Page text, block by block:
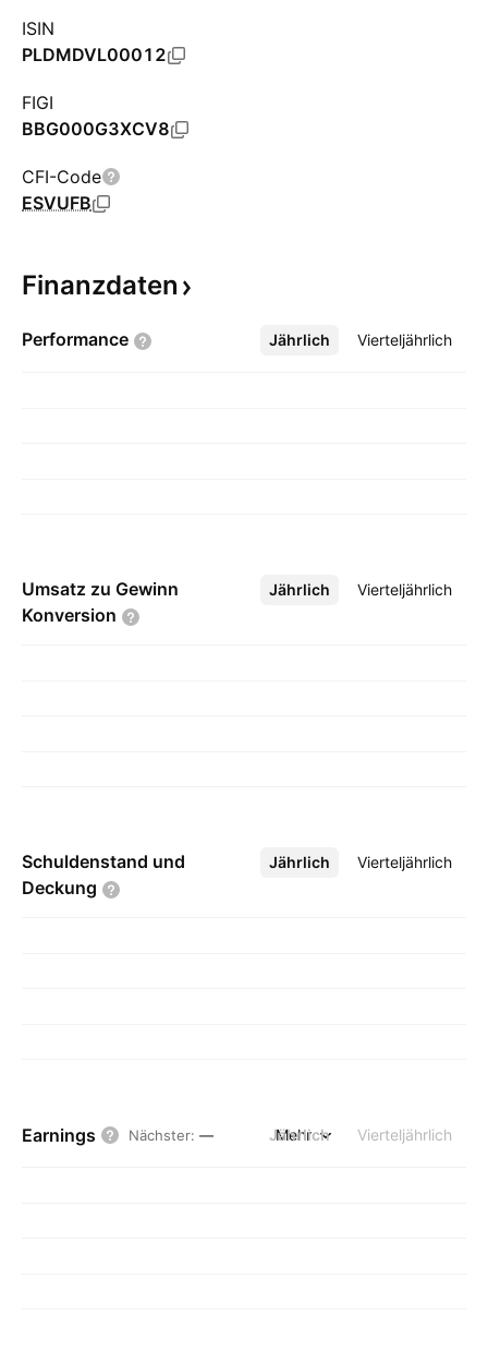
ISIN
PLDMDVL00012
FIGI
BBG000G3XCV8
CFI-Code
ESVUFB
Finanzdaten
Performance Jährlich Vierteljährlich
Mehr
Umsatz zu Gewinn
Konversion
Jährlich Vierteljährlich
Mehr
Schuldenstand und
Deckung
Jährlich Vierteljährlich
Mehr
Earnings Nächster: — Jährlich Vierteljährlich
Mehr